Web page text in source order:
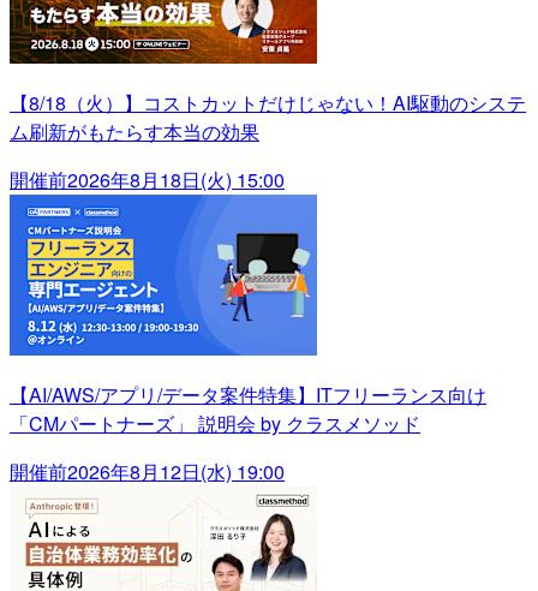
【8/18（火）】コストカットだけじゃない！AI駆動のシステ
ム刷新がもたらす本当の効果
開催前2026年8月18日(火) 15:00
【AI/AWS/アプリ/データ案件特集】ITフリーランス向け
「CMパートナーズ」 説明会 by クラスメソッド
開催前2026年8月12日(水) 19:00